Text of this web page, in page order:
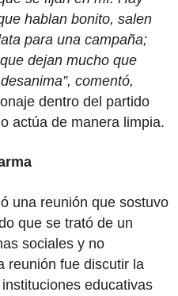
hablan bonito, salen
para una campaña;
dejan mucho que
comentó,
dentro del partido
actúa de manera limpia.
una reunión que sostuvo
que se trató de un
sociales y no
reunión fue discutir la
educativas